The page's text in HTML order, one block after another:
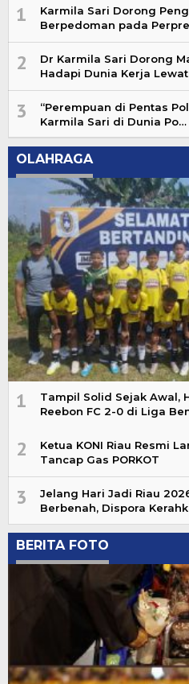
1
Karmila Sari Dorong
Berpedoman pada
2
Dr Karmila Sari Dorong
Hadapi Dunia Kerja
3
“Perempuan di Pentas
Karmila Sari di Dunia Po…
OLAHRAGA
1
Tampil Solid Sejak Awal,
Reebon FC 2-0 di Liga
2
Ketua KONI Riau Resmi
Tancap Gas PORKOT
3
Jelang Hari Jadi Riau
Berbenah, Dispora
BERITA FOTO